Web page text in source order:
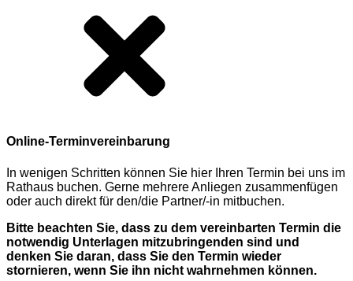
Online-Terminvereinbarung
In wenigen Schritten können Sie hier Ihren Termin bei uns im
Rathaus buchen. Gerne mehrere Anliegen zusammenfügen
oder auch direkt für den/die Partner/-in mitbuchen.
Bitte beachten Sie, dass zu dem vereinbarten Termin die
notwendig Unterlagen mitzubringenden sind und
denken Sie daran, dass Sie den Termin wieder
stornieren, wenn Sie ihn nicht wahrnehmen können.